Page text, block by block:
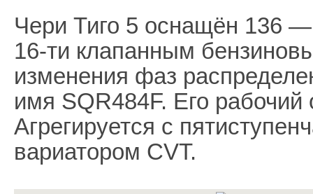
Чери Тиго 5 оснащён 136
16-ти клапанным
изменения фаз
имя SQR484F. Его
Агрегируется с
вариатором CVT.